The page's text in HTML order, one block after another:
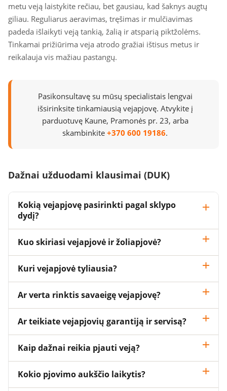
metu veją laistykite rečiau, bet gausiau, kad šaknys augtų
giliau. Reguliarus aeravimas, tręšimas ir mulčiavimas
padeda išlaikyti veją tankią, žalią ir atsparią piktžolėms.
Tinkamai prižiūrima veja atrodo gražiai ištisus metus ir
reikalauja vis mažiau pastangų.
Pasikonsultavę su mūsų specialistais lengvai
išsirinksite tinkamiausią vejapjovę. Atvykite į
parduotuvę Kaune, Pramonės pr. 23, arba
skambinkite +370 600 19186.
Dažnai užduodami klausimai (DUK)
Kokią vejapjovę pasirinkti pagal sklypo
dydį?
Kuo skiriasi vejapjovė ir žoliapjovė?
Kuri vejapjovė tyliausia?
Ar verta rinktis savaeigę vejapjovę?
Ar teikiate vejapjovių garantiją ir servisą?
Kaip dažnai reikia pjauti veją?
Kokio pjovimo aukščio laikytis?